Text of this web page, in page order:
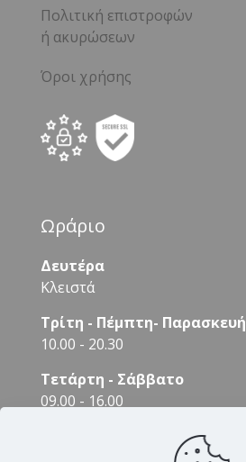
Πολιτική επιστροφών
ή ακυρώσεων
Όροι χρήσης
Ωράριο
Δευτέρα
Κλειστά
Τρίτη - Πέμπτη- Παρασκευή
10.00 - 20.30
Τετάρτη - Σάββατο
09.00 - 16.00